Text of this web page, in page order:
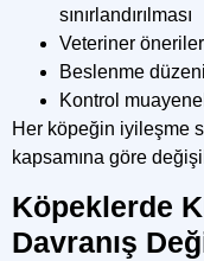
sınırlandırılması
Veteriner
Beslenme
Kontrol
Her köpeğin iyileşme
kapsamına göre
Köpeklerde
Davranış